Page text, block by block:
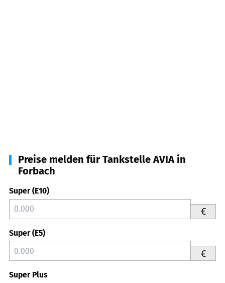
Preise melden für Tankstelle AVIA in
Forbach
Super (E10)
€
Super (E5)
€
Super Plus